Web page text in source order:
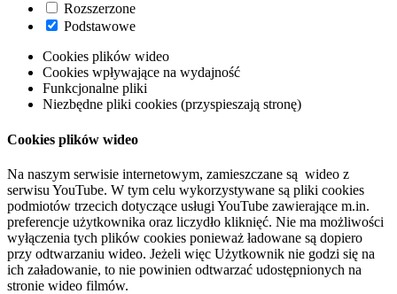
Rozszerzone
Podstawowe
Cookies plików wideo
Cookies wpływające na wydajność
Funkcjonalne pliki
Niezbędne pliki cookies (przyspieszają stronę)
Cookies plików wideo
Na naszym serwisie internetowym, zamieszczane są wideo z
serwisu YouTube. W tym celu wykorzystywane są pliki cookies
podmiotów trzecich dotyczące usługi YouTube zawierające m.in.
preferencje użytkownika oraz liczydło kliknięć. Nie ma możliwości
wyłączenia tych plików cookies ponieważ ładowane są dopiero
przy odtwarzaniu wideo. Jeżeli więc Użytkownik nie godzi się na
ich załadowanie, to nie powinien odtwarzać udostępnionych na
stronie wideo filmów.